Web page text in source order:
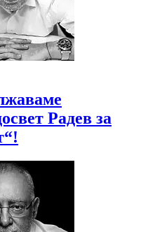
Радев за